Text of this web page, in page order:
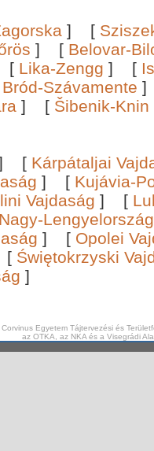
] [
] [ Belovar-
[ Lika-Zengg ] [
Bród-Szávamente
] [ Šibenik-Knin
[ Kárpátaljai
] [ Kujávia-
Vajdaság ] [
Nagy-
] [ Opolei
[ Świętokrzyski
]
Egyetem Tájtervezési és
az OTKA, az NKA és a Visegrádi